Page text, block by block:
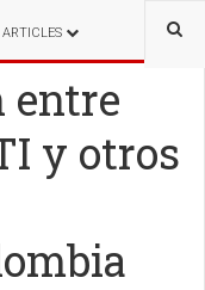
ARTICLES
entre
y otros